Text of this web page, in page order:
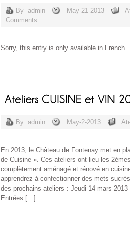
By admin May-21-2013
Comments.
Sorry, this entry is only available in French.
By admin May-2-2013
En 2013, le Château de Fontenay met en
de Cuisine ». Ces ateliers ont lieu les
complètement aménagé et rénové en
apprendrez à confectionner des mets
des prochains ateliers : Jeudi 14 mars
Entrées […]